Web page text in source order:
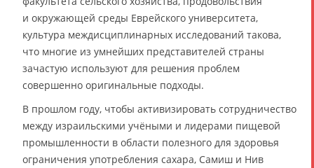
и окружающей среды Еврейского университета,
культура междисциплинарных исследований такова,
что многие из умнейших представителей страны
зачастую используют для решения проблем
совершенно оригинальные подходы.
В прошлом году, чтобы активизировать сотрудничество
между израильскими учёными и лидерами пищевой
промышленности в области полезного для здоровья
ограничения употребления сахара, Самиш и Нив